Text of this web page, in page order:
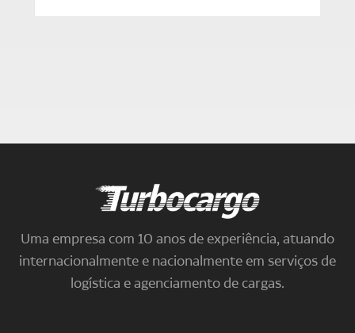
Turbocargo
Uma empresa com 10 anos de experiência, atuando
internacionalmente e nacionalmente em serviços de
logística e agenciamento de cargas.